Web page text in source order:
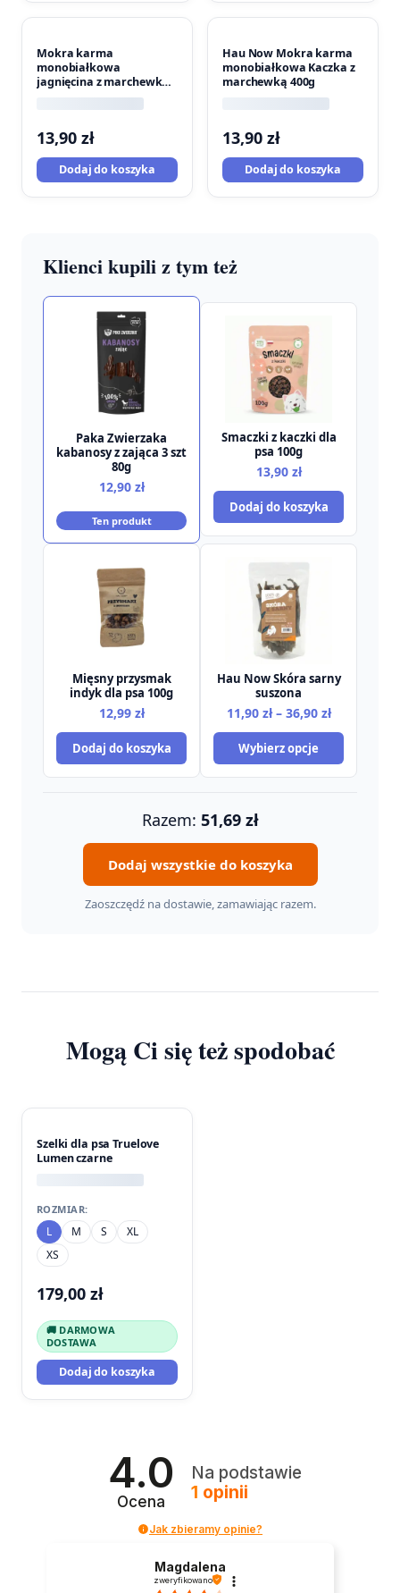
Mokra karma
monobiałkowa
jagnięcina z marchewką
13,90 zł
Dodaj do koszyka
Hau Now Mokra karma
monobiałkowa Kaczka z
marchewką 400g
13,90 zł
Dodaj do koszyka
Klienci kupili z tym też
Paka Zwierzaka
kabanosy z zająca 3 szt
80g
12,90 zł
Ten produkt
Smaczki z kaczki dla
psa 100g
13,90 zł
Dodaj do koszyka
Mięsny przysmak
indyk dla psa 100g
12,99 zł
Dodaj do koszyka
Hau Now Skóra sarny
suszona
11,90 zł – 36,90 złZakres
cen:
11,90 zł
Wybierz opcje
Razem: 51,69 zł
Dodaj wszystkie do koszyka
Zaoszczędź na dostawie, zamawiając razem.
Mogą Ci się też spodobać
Szelki dla psa Truelove
Lumen czarne
ROZMIAR:
L M S
XL
XS
179,00 zł
🚚 DARMOWA
DOSTAWA
Dodaj do koszyka
4.0
Ocena
Na podstawie
1 opinii
Jak zbieramy opinie?
Magdalena
zweryfikowano